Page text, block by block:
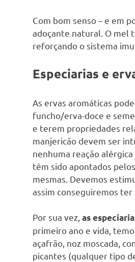
Com bom senso – e em
adoçante natural. O mel
reforçando o sistema
Especiarias e
As ervas aromáticas
funcho/erva-doce e
e terem propriedades
manjericão devem ser
nenhuma reação
têm sido apontados
mesmas. Devemos
assim conseguiremos ter
Por sua vez, as
primeiro ano e vida,
açafrão, noz moscada,
picantes (qualquer tipo